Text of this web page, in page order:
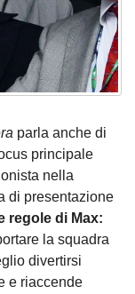
parla anche di
principale
nella
di presentazione
regole di Max:
la squadra
divertirsi
e riaccende